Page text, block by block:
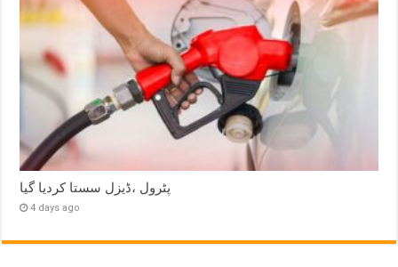
پٹرول ،ڈیزل سستا کردیا گیا
4 days ago